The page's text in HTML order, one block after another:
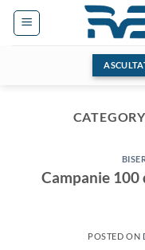
Skip
Campanie 100
POSTED ON